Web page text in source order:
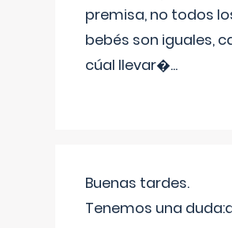
premisa, no todos
bebés son iguales,
cúal llevar�...
Buenas tardes.
Tenemos una